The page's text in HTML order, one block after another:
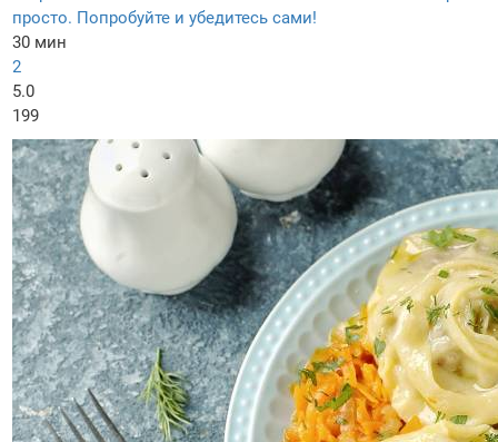
просто. Попробуйте и убедитесь сами!
30 мин
2
5.0
199